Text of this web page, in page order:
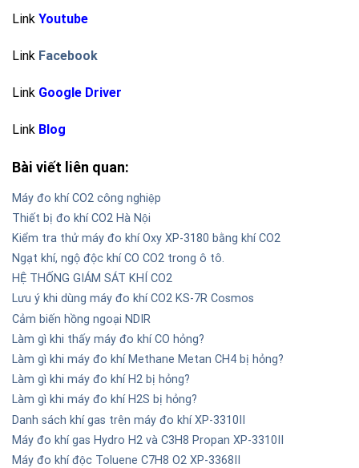
Link Youtube
Link Facebook
Link Google Driver
Link Blog
Bài viết liên quan:
Máy đo khí CO2 công nghiệp
Thiết bị đo khí CO2 Hà Nội
Kiểm tra thử máy đo khí Oxy XP-3180 bằng khí CO2
Ngạt khí, ngộ độc khí CO CO2 trong ô tô.
HỆ THỐNG GIÁM SÁT KHÍ CO2
Lưu ý khi dùng máy đo khí CO2 KS-7R Cosmos
Cảm biến hồng ngoại NDIR
Làm gì khi thấy máy đo khí CO hỏng?
Làm gì khi máy đo khí Methane Metan CH4 bị hỏng?
Làm gì khi máy đo khí H2 bị hỏng?
Làm gì khi máy đo khí H2S bị hỏng?
Danh sách khí gas trên máy đo khí XP-3310II
Máy đo khí gas Hydro H2 và C3H8 Propan XP-3310II
Máy đo khí độc Toluene C7H8 O2 XP-3368II